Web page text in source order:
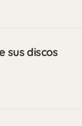
sus discos